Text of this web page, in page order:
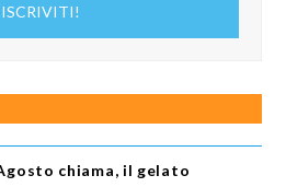
ISCRIVITI!
chiama, il gelato